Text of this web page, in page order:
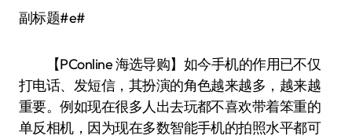
副标题#e#
【PConline 海选导购】如今手机的作用已不仅
打电话、发短信，其扮演的角色越来越多，越来越
重要。例如现在很多人出去玩都不喜欢带着笨重的
单反相机，因为现在多数智能手机的拍照水平都可